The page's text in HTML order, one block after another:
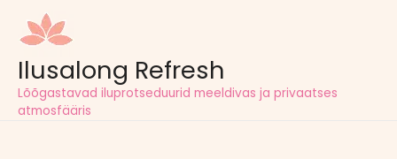
Ilusalong Refresh
Lõõgastavad iluprotseduurid meeldivas ja privaatses
atmosfääris